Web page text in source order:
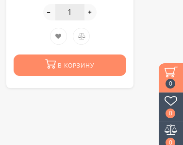
0
0
0
В КОРЗИНУ